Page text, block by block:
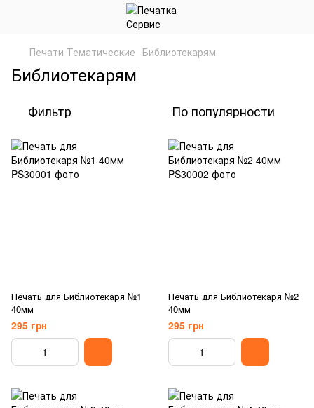
Печати Тематические Библиотекарям
Библиотекарям
Фильтр По популярности
Печать для Библиотекаря №1
40мм
295 грн
Печать для Библиотекаря №2
40мм
295 грн